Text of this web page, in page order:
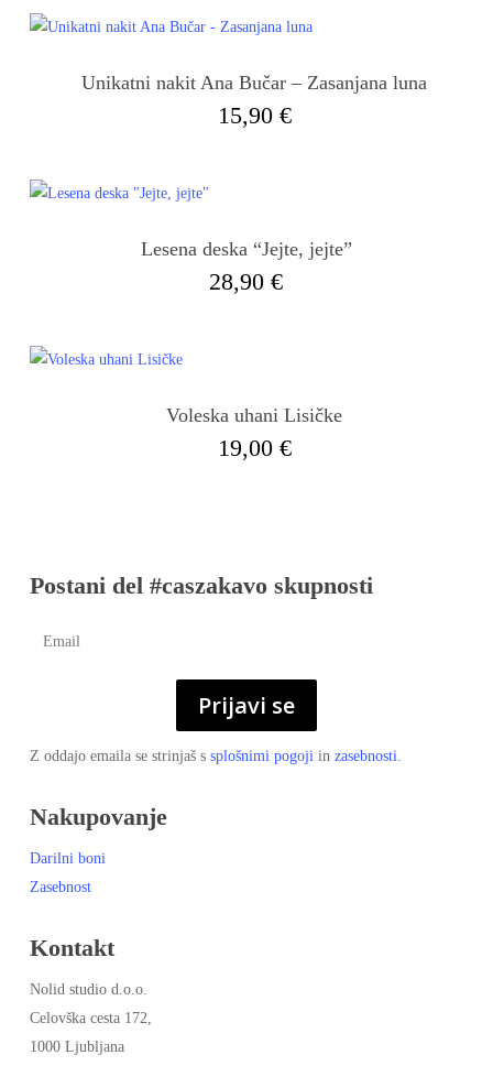
različic.
lahko
izdelka
Unikatni nakit Ana Bučar – Zasanjana luna
15,90 €
Ta
različic.
Lesena deska “Jejte, jejte”
28,90€
Voleska uhani Lisičke
19,00 €
Postani del #caszakavo skupnosti
Prijavi se
Z oddajo emaila se strinjaš s splošnimi pogojiinzasebnosti.
Nakupovanje
Darilni boni
Zasebnost
Kontakt
Nolid studio d.o.o.
Celovška cesta 172,
1000 Ljubljana